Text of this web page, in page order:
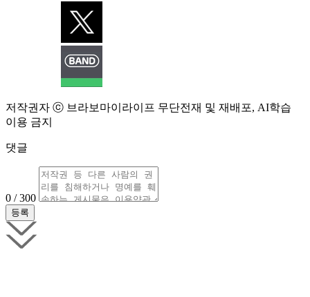
저작권자 ⓒ 브라보마이라이프 무단전재 및 재배포, AI학습
이용 금지
댓글
0 / 300